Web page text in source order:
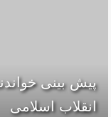
پیش بینی
انقلاب اسلامی